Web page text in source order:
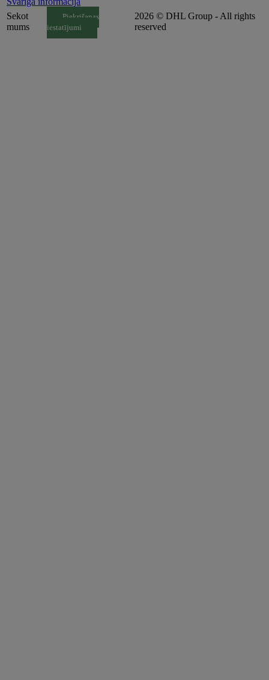
Sekot
mums
Piekrišanas
iestatījumi
2026 © DHL Group - All rights
reserved